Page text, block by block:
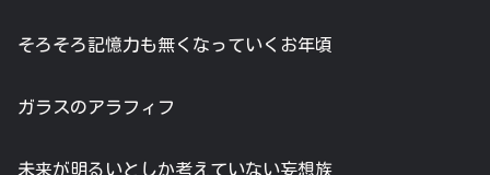
そろそろ記憶力も無くなっていくお年頃
ガラスのアラフィフ
未来が明るいとしか考えていない妄想族